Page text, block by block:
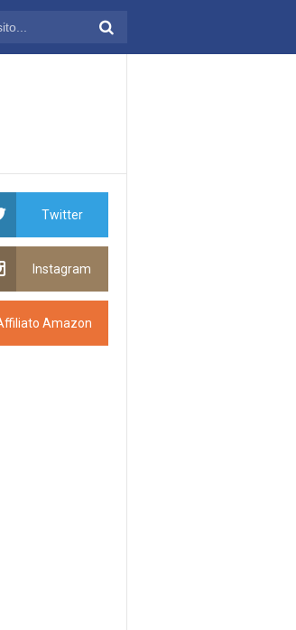
Twitter
Instagram
Amazon